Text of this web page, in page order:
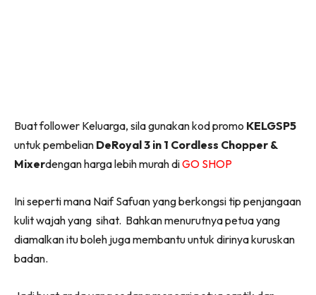
Buat follower Keluarga, sila gunakan kod promo KELGSP5
untuk pembelian DeRoyal 3 in 1 Cordless Chopper &
Mixerdengan harga lebih murah diGO SHOP
Ini seperti mana Naif Safuan yang berkongsi tip penjangaan
kulit wajah yang sihat. Bahkan menurutnya petua yang
diamalkan itu boleh juga membantu untuk dirinya kuruskan
badan.